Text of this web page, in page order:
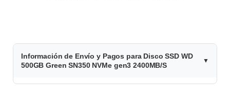
$
1
4
Información de Envío y Pagos para Disco SSD WD
500GB Green SN350 NVMe gen3 2400MB/S